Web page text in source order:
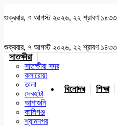
শুক্রবার, ৭ আগস্ট ২০২৬, ২২ শ্রাবণ ১৪৩৩
শুক্রবার, ৭ আগস্ট ২০২৬, ২২ শ্রাবণ ১৪৩৩
সাতক্ষীরা
সাতক্ষীরা সদর
কলারোয়া
তালা
দেবহাটা
আশাশুনি
কালিগঞ্জ
শ্যামনগর
বিনোদন শিক্ষা